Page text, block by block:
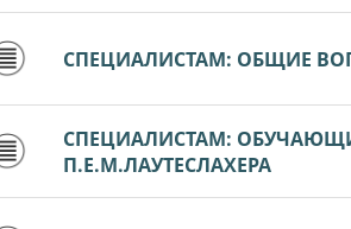
СПЕЦИАЛИСТАМ: ОБЩИЕ
СПЕЦИАЛИСТАМ:
П.Е.М.ЛАУТЕСЛАХЕРА